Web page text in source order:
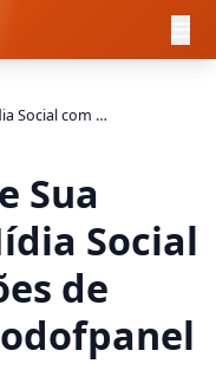
Impulsione Sua Estratégia de Mídia Social com Soluções de Engajamento Godofpanel
Sua
Social
de